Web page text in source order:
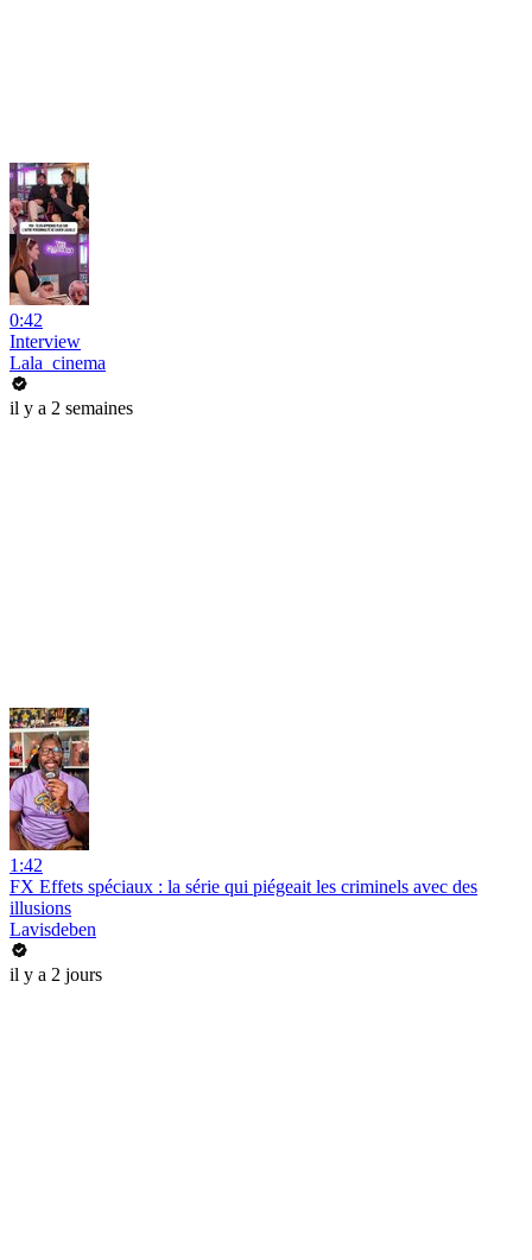
0:42
Interview
Lala_cinema
il y a 2 semaines
1:42
FX Effets spéciaux : la série qui piégeait les criminels avec des
illusions
Lavisdeben
il y a 2 jours